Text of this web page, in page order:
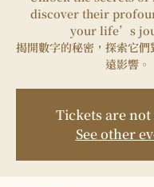
discover their
your life’s
揭開數字的秘密，探索它
遠影響。
Tickets are not
See other